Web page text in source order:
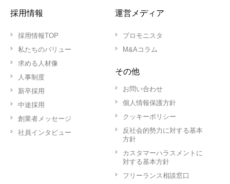
採用情報
採用情報TOP
私たちのバリュー
求める人材像
人事制度
新卒採用
中途採用
創業者メッセージ
社員インタビュー
運営メディア
プロモニスタ
M&Aコラム
その他
お問い合わせ
個人情報保護方針
クッキーポリシー
反社会的勢力に対する基本
方針
カスタマーハラスメントに
対する基本方針
フリーランス相談窓口